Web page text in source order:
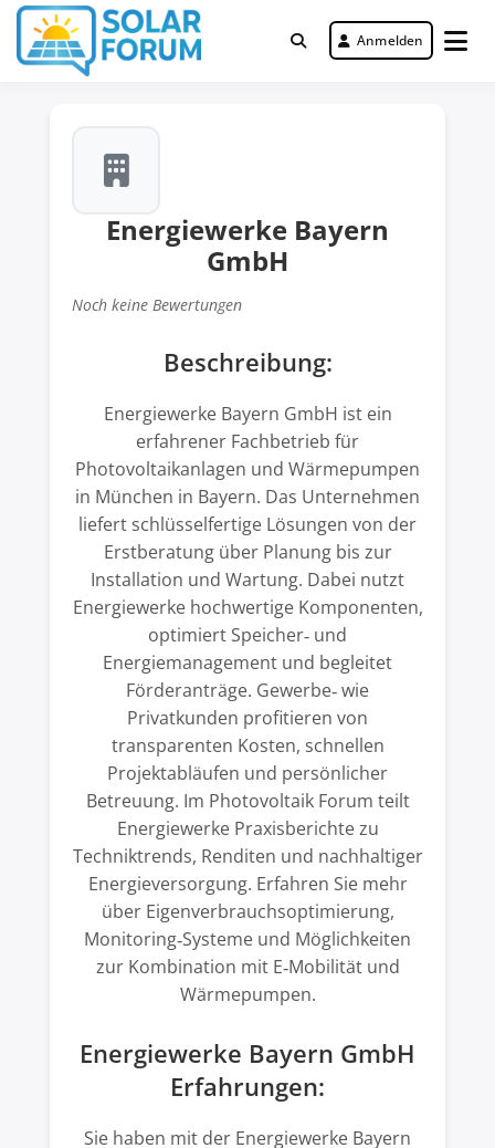
Zum
Inhalt
springen
Solar Forum
Deutschlandweit Nr. 1 Forum für
gewerbliche Solar Investments
Anmelden
Energiewerke Bayern
GmbH
Noch keine Bewertungen
Beschreibung:
Energiewerke Bayern GmbH ist ein
erfahrener Fachbetrieb für
Photovoltaikanlagen und Wärmepumpen
in München in Bayern. Das Unternehmen
liefert schlüsselfertige Lösungen von der
Erstberatung über Planung bis zur
Installation und Wartung. Dabei nutzt
Energiewerke hochwertige Komponenten,
optimiert Speicher‑ und
Energiemanagement und begleitet
Förderanträge. Gewerbe‑ wie
Privatkunden profitieren von
transparenten Kosten, schnellen
Projektabläufen und persönlicher
Betreuung. Im Photovoltaik Forum teilt
Energiewerke Praxisberichte zu
Techniktrends, Renditen und nachhaltiger
Energieversorgung. Erfahren Sie mehr
über Eigenverbrauchsoptimierung,
Monitoring‑Systeme und Möglichkeiten
zur Kombination mit E‑Mobilität und
Wärmepumpen.
Energiewerke Bayern GmbH
Erfahrungen:
Sie haben mit der Energiewerke Bayern